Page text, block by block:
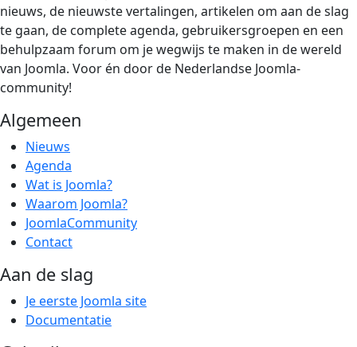
nieuws, de nieuwste vertalingen, artikelen om aan de slag
te gaan, de complete agenda, gebruikersgroepen en een
behulpzaam forum om je wegwijs te maken in de wereld
van Joomla. Voor én door de Nederlandse Joomla-
community!
Algemeen
Nieuws
Agenda
Wat is Joomla?
Waarom Joomla?
JoomlaCommunity
Contact
Aan de slag
Je eerste Joomla site
Documentatie